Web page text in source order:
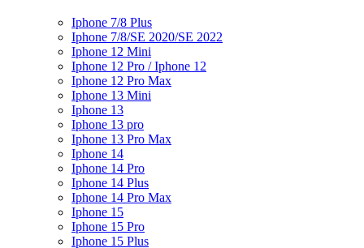
Iphone 7/8 Plus
Iphone 7/8/SE 2020/SE 2022
Iphone 12 Mini
Iphone 12 Pro / Iphone 12
Iphone 12 Pro Max
Iphone 13 Mini
Iphone 13
Iphone 13 pro
Iphone 13 Pro Max
Iphone 14
Iphone 14 Pro
Iphone 14 Plus
Iphone 14 Pro Max
Iphone 15
Iphone 15 Pro
Iphone 15 Plus